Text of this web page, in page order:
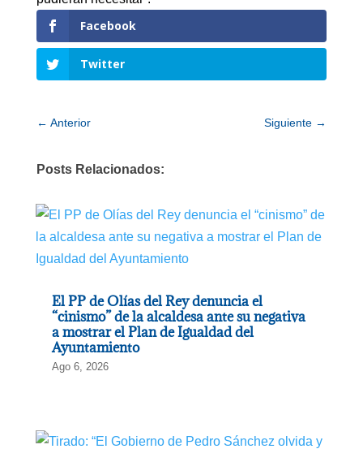
Facebook
Twitter
← Anterior Siguiente →
Posts Relacionados:
El PP de Olías del Rey denuncia el
“cinismo” de la alcaldesa ante su negativa
a mostrar el Plan de Igualdad del
Ayuntamiento
Ago 6, 2026